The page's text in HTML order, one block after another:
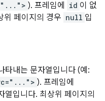
). 프레임에 id 이 없
위 페이지의 경우 null 입
타내는 문자열입니다 (예:
). 프레임에
열입니다. 최상위 페이지의